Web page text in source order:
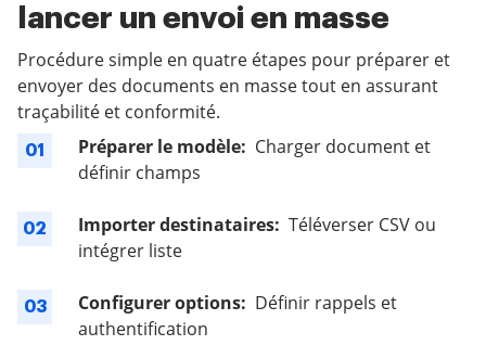
lancer un envoi en masse
Procédure simple en quatre étapes pour préparer et
envoyer des documents en masse tout en assurant
traçabilité et conformité.
01 Préparer le modèle: Charger document et
définir champs
02 Importer destinataires: Téléverser CSV ou
intégrer liste
03 Configurer options: Définir rappels et
authentification